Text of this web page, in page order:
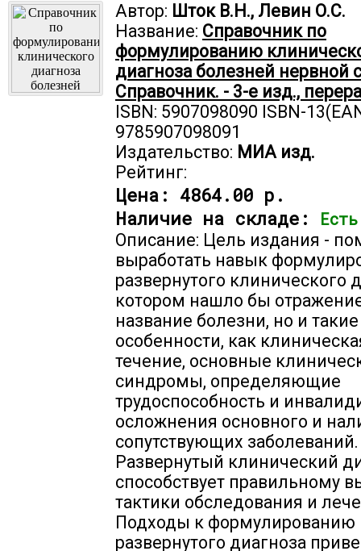
Автор: Шток В.Н., Левин О.С.
Название: Справочник по
формулированию
диагноза болезней нервной
Справочник. - 3-е изд.,
ISBN: 5907098090 ISBN-
9785907098091
Издательство: МИА изд.
Рейтинг:
Цена: 4864.00 р.
Наличие на складе:
Описание: Цель издания -
выработать навык
развернутого клинического
котором нашло бы
название болезни, но и
особенности, как
течение, основные
синдромы, определяющие
трудоспособность и
осложнения основного и
сопутствующих заболеваний.
Развернутый клинический
способствует правильному
тактики обследования и
Подходы к формулированию
развернутого диагноза